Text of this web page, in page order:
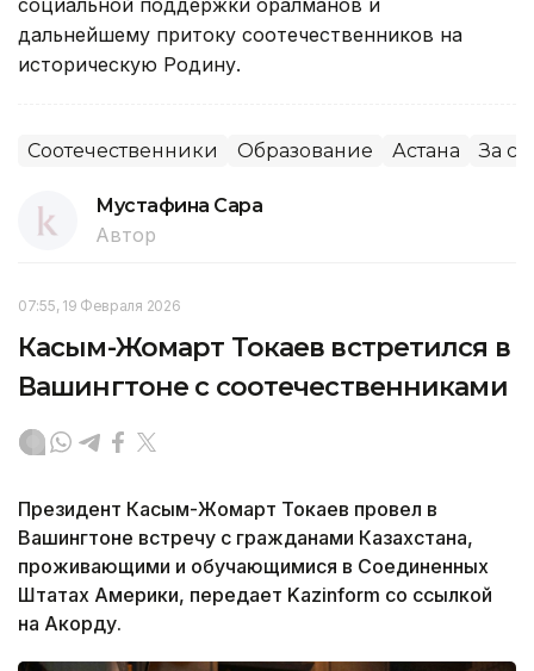
дальнейшему притоку соотечественников на
историческую Родину.
Соотечественники Образование Астана За
Мустафина Сара
Автор
07:55, 19 Февраля 2026
Касым-Жомарт Токаев встретился в
Вашингтоне с соотечественниками
Президент Касым-Жомарт Токаев провел в
Вашингтоне встречу с гражданами Казахстана,
проживающими и обучающимися в Соединенных
Штатах Америки, передает Kazinform со ссылкой
на Акорду.